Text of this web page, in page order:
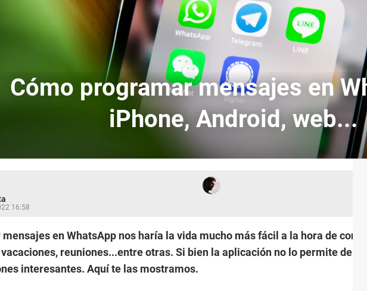
Cómo programar mensajes en
iPhone, Android, web...
16:58
en WhatsApp nos haría la vida mucho más fácil a la hora de
reuniones...entre otras. Si bien la aplicación no lo permite de
interesantes. Aquí te las mostramos.